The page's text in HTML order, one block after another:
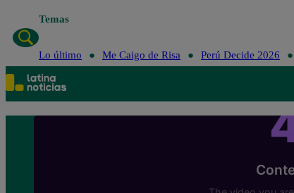
Temas
Lo último Me Caigo de Risa Perú Decide 2026